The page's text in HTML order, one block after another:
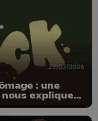
22/02/2026
: une
nous explique
en